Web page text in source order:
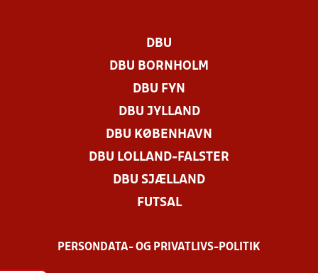
DBU
DBU BORNHOLM
DBU FYN
DBU JYLLAND
DBU KØBENHAVN
DBU LOLLAND-FALSTER
DBU SJÆLLAND
FUTSAL
PERSONDATA- OG PRIVATLIVS-POLITIK